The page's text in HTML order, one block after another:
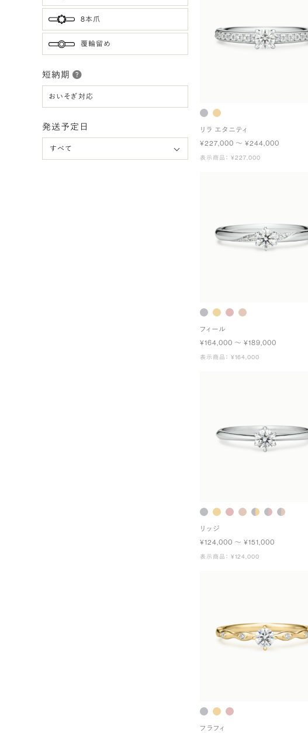
8本爪
覆輪留め
短納期
おいそぎ対応
発送予定日
リラ エタニティ
¥227,000 〜 ¥244,000
表示商品： ¥227,000
フィール
¥164,000 〜 ¥189,000
表示商品： ¥164,000
リッジ
¥124,000 〜 ¥151,000
表示商品： ¥124,000
フラフィ